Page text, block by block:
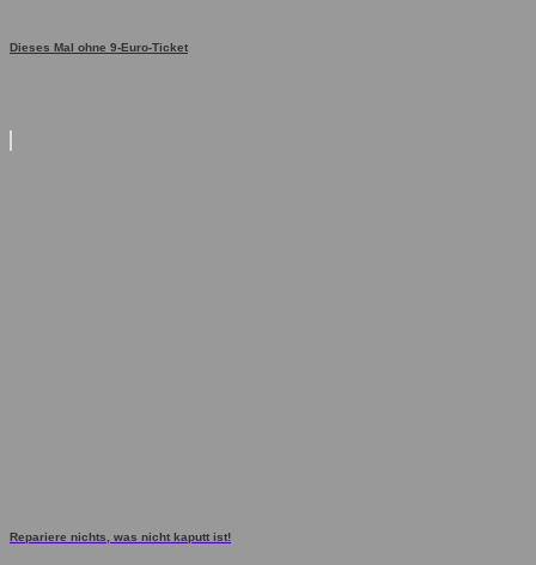
Dieses Mal ohne 9-Euro-Ticket
Repariere nichts, was nicht kaputt ist!